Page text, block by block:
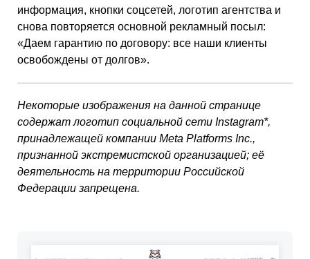
информация, кнопки соцсетей, логотип агентства и
снова повторяется основной рекламный посыл:
«Даем гарантию по договору: все наши клиенты
освобождены от долгов».
Некоторые изображения на данной странице
содержат логотип социальной сети Instagram*,
принадлежащей компании Meta Platforms Inc.,
признанной экстремистской организацией; её
деятельность на территории Российской
Федерации запрещена.